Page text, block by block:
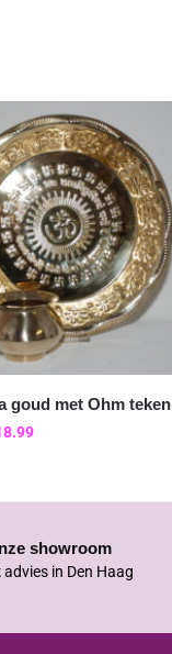
goud met Ohm teken
showroom
in Den Haag